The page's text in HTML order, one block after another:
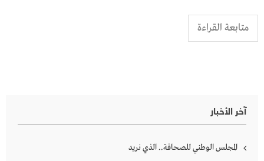
متابعة القراءة
آخر الأخبار
المجلس الوطني للصحافة.. الذي نريد